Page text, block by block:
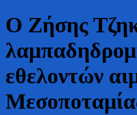
Ο Ζήσης
εθελοντών